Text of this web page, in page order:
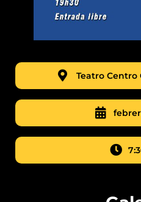
Teatro Centro